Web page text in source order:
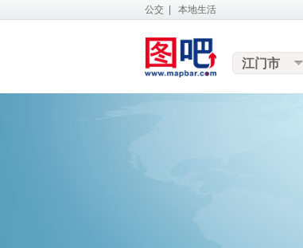
公交 本地生活